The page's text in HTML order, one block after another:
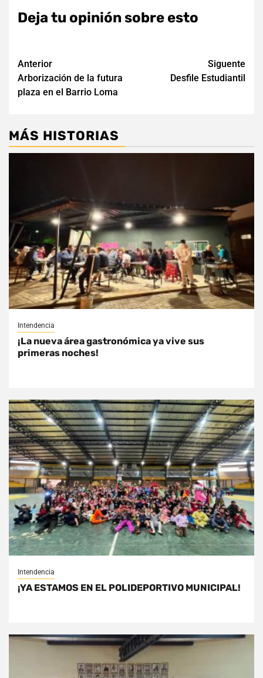
Deja tu opinión sobre esto
Navegación
de
Anterior
Arborización de la futura
plaza en el Barrio Loma
Siguente
Desfile Estudiantil
MÁS HISTORIAS
Intendencia
¡La nueva área gastronómica ya vive sus
primeras noches!
Intendencia
¡YA ESTAMOS EN EL POLIDEPORTIVO MUNICIPAL!